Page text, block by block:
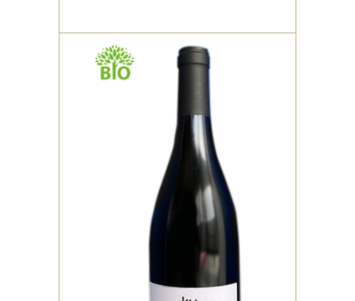
ROUGE BIO
Vendange manuelle,
macération courte, presse
manuelle en bois. Aucun
intrant n’est utilisé, dose